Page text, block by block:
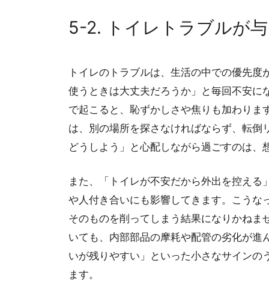
5-2. トイレトラブルが
トイレのトラブルは、生活の中での優先
使うときは大丈夫だろうか」と毎回不安
で起こると、恥ずかしさや焦りも加わり
は、別の場所を探さなければならず、転
どうしよう」と心配しながら過ごすのは
また、「トイレが不安だから外出を控え
や人付き合いにも影響してきます。こう
そのものを削ってしまう結果になりかね
いても、内部部品の摩耗や配管の劣化が
いが残りやすい」といった小さなサイン
ます。